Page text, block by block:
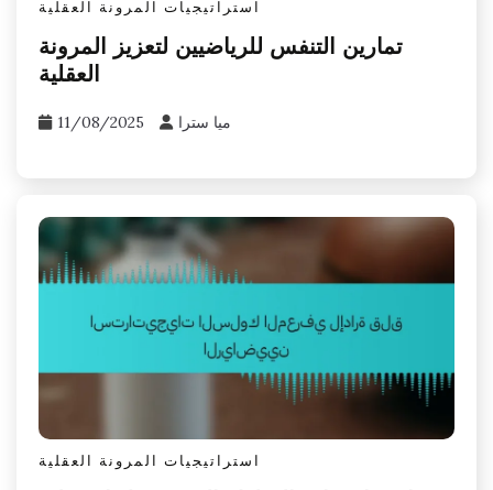
استراتيجيات المرونة العقلية
تمارين التنفس للرياضيين لتعزيز المرونة
العقلية
11/08/2025 ميا سترا
استراتيجيات المرونة العقلية